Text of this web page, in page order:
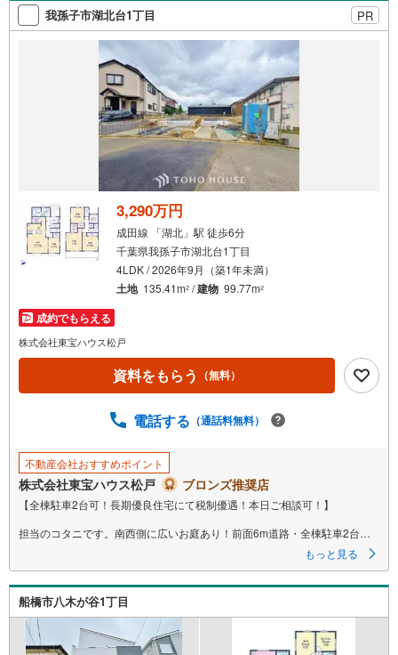
我孫子市湖北台1丁目 PR
3,290万円
成田線 「湖北」駅 徒歩6分
千葉県我孫子市湖北台1丁目
4LDK / 2026年9月（築1年未満）
土地 135.41m2 /建物 99.77m2
成約でもらえる
株式会社東宝ハウス松戸
資料をもらう （無料）
電話する （通話料無料）
不動産会社おすすめポイント
株式会社東宝ハウス松戸 ブロンズ推奨店
【全棟駐車2台可！長期優良住宅にて税制優遇！本日ご相談可！】
担当のコタニです。南西側に広いお庭あり！前面6m道路・全棟駐車2台
可・湖北駅徒歩6分（約480m）！長期優良住宅にて税制優遇！本日ご相談
■ご予約いただくとご見学がスムーズです！
【営業時間9:00～21:00】
ご見学希望のお客様:右上の「室内・現地を見学する」をクリックして下さ
い。
資料請求希望のお客様:右上の「資料をもらう」をクリックして下さい。
もっと見る
船橋市八木が谷1丁目